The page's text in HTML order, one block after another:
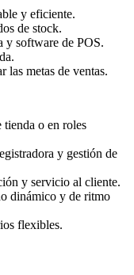
y eficiente.
de stock.
y software de POS.
las metas de ventas.
tienda o en roles
y gestión de
y servicio al cliente.
dinámico y de ritmo
flexibles.